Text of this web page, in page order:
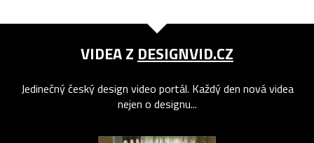
VIDEA Z DESIGNVID.CZ
Jedinečný český design video portál. Každý den nová videa
nejen o designu...